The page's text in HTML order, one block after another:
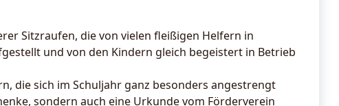
Sitzraufen, die von vielen fleißigen Helfern in
und von den Kindern gleich begeistert in Betrieb
die sich im Schuljahr ganz besonders angestrengt
sondern auch eine Urkunde vom Förderverein